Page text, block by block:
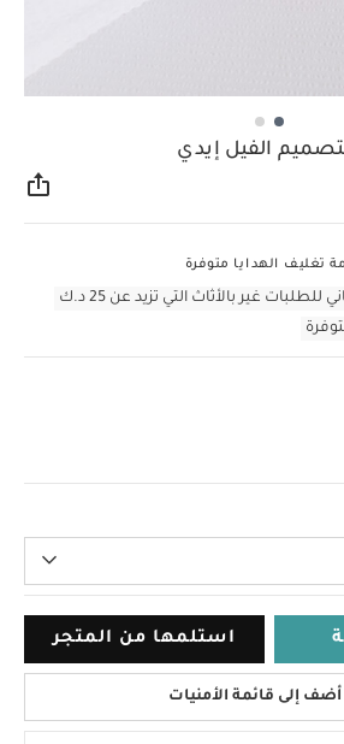
الفيل إيدي
تغليف الهدايا متوفرة
غير بالأثاث التي تزيد عن 25 د.ك
استلمها من المتجر
أضف إلى قائمة الأمنيات